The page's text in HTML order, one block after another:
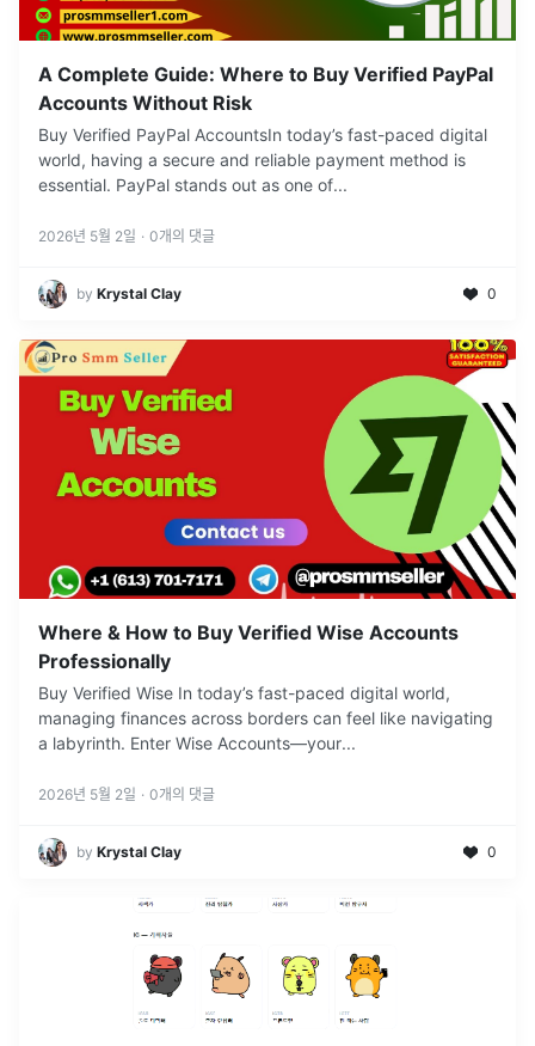
A Complete Guide: Where to Buy Verified PayPal
Accounts Without Risk
Buy Verified PayPal AccountsIn today’s fast-paced digital
world, having a secure and reliable payment method is
essential. PayPal stands out as one of...
2026년 5월 2일 · 0개의 댓글
by Krystal Clay 0
Where & How to Buy Verified Wise Accounts
Professionally
Buy Verified Wise In today’s fast-paced digital world,
managing finances across borders can feel like navigating
a labyrinth. Enter Wise Accounts—your...
2026년 5월 2일 · 0개의 댓글
by Krystal Clay 0